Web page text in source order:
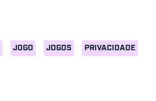
JOGO JOGOS PRIVACIDADE